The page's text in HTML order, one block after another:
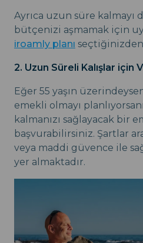
Ayrıca uzun süre kalmayı
bütçenizi aşmamak için
iroamly planı
2. Uzun Süreli Kalışlar için
Eğer 55 yaşın
emekli olmayı
kalmanızı sağlayacak bir
başvurabilirsiniz. Şartlar
veya maddi güvence ile
yer almaktadır.